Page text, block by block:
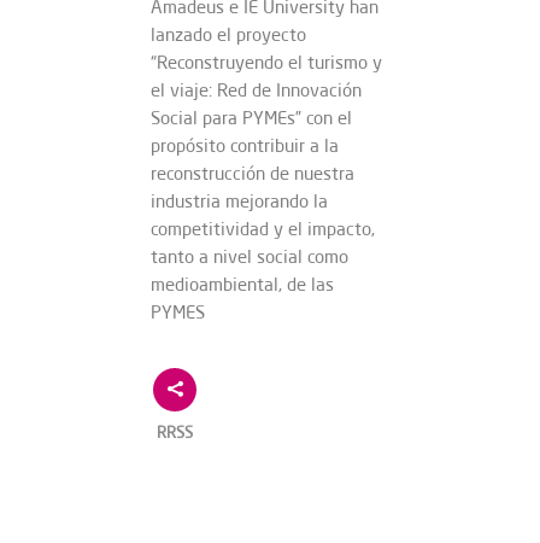
Amadeus e IE University han
lanzado el proyecto
“Reconstruyendo el turismo y
el viaje: Red de Innovación
Social para PYMEs” con el
propósito contribuir a la
reconstrucción de nuestra
industria mejorando la
competitividad y el impacto,
tanto a nivel social como
medioambiental, de las
PYMES
RRSS